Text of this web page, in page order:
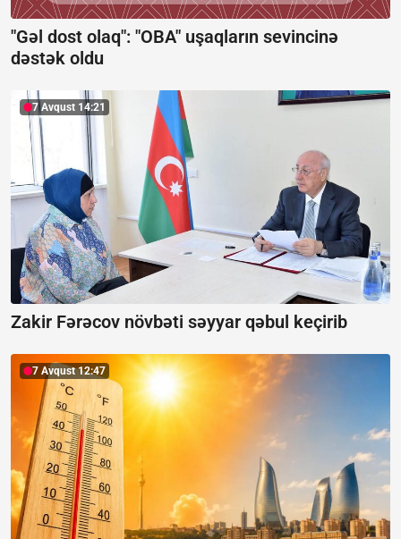
"Gəl dost olaq": "OBA" uşaqların sevincinə
dəstək oldu
7 Avqust 14:21
Zakir Fərəcov növbəti səyyar qəbul keçirib
7 Avqust 12:47